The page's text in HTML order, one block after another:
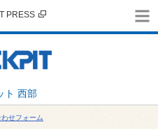
ト 西部
PRESS
わせフォーム